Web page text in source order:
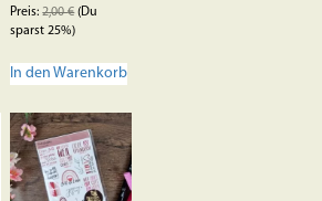
Preis:2,00€(Du
sparst 25%)
In den Warenkorb